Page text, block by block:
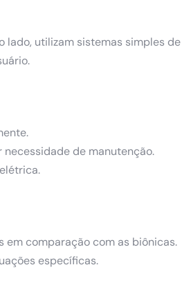
lado, utilizam sistemas simples
de manutenção.
em comparação com as biônicas.
específicas.